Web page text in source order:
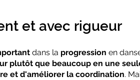
et avec rigueur
dans la progression en
plutôt que beaucoup en une
et d'améliorer la coordination.